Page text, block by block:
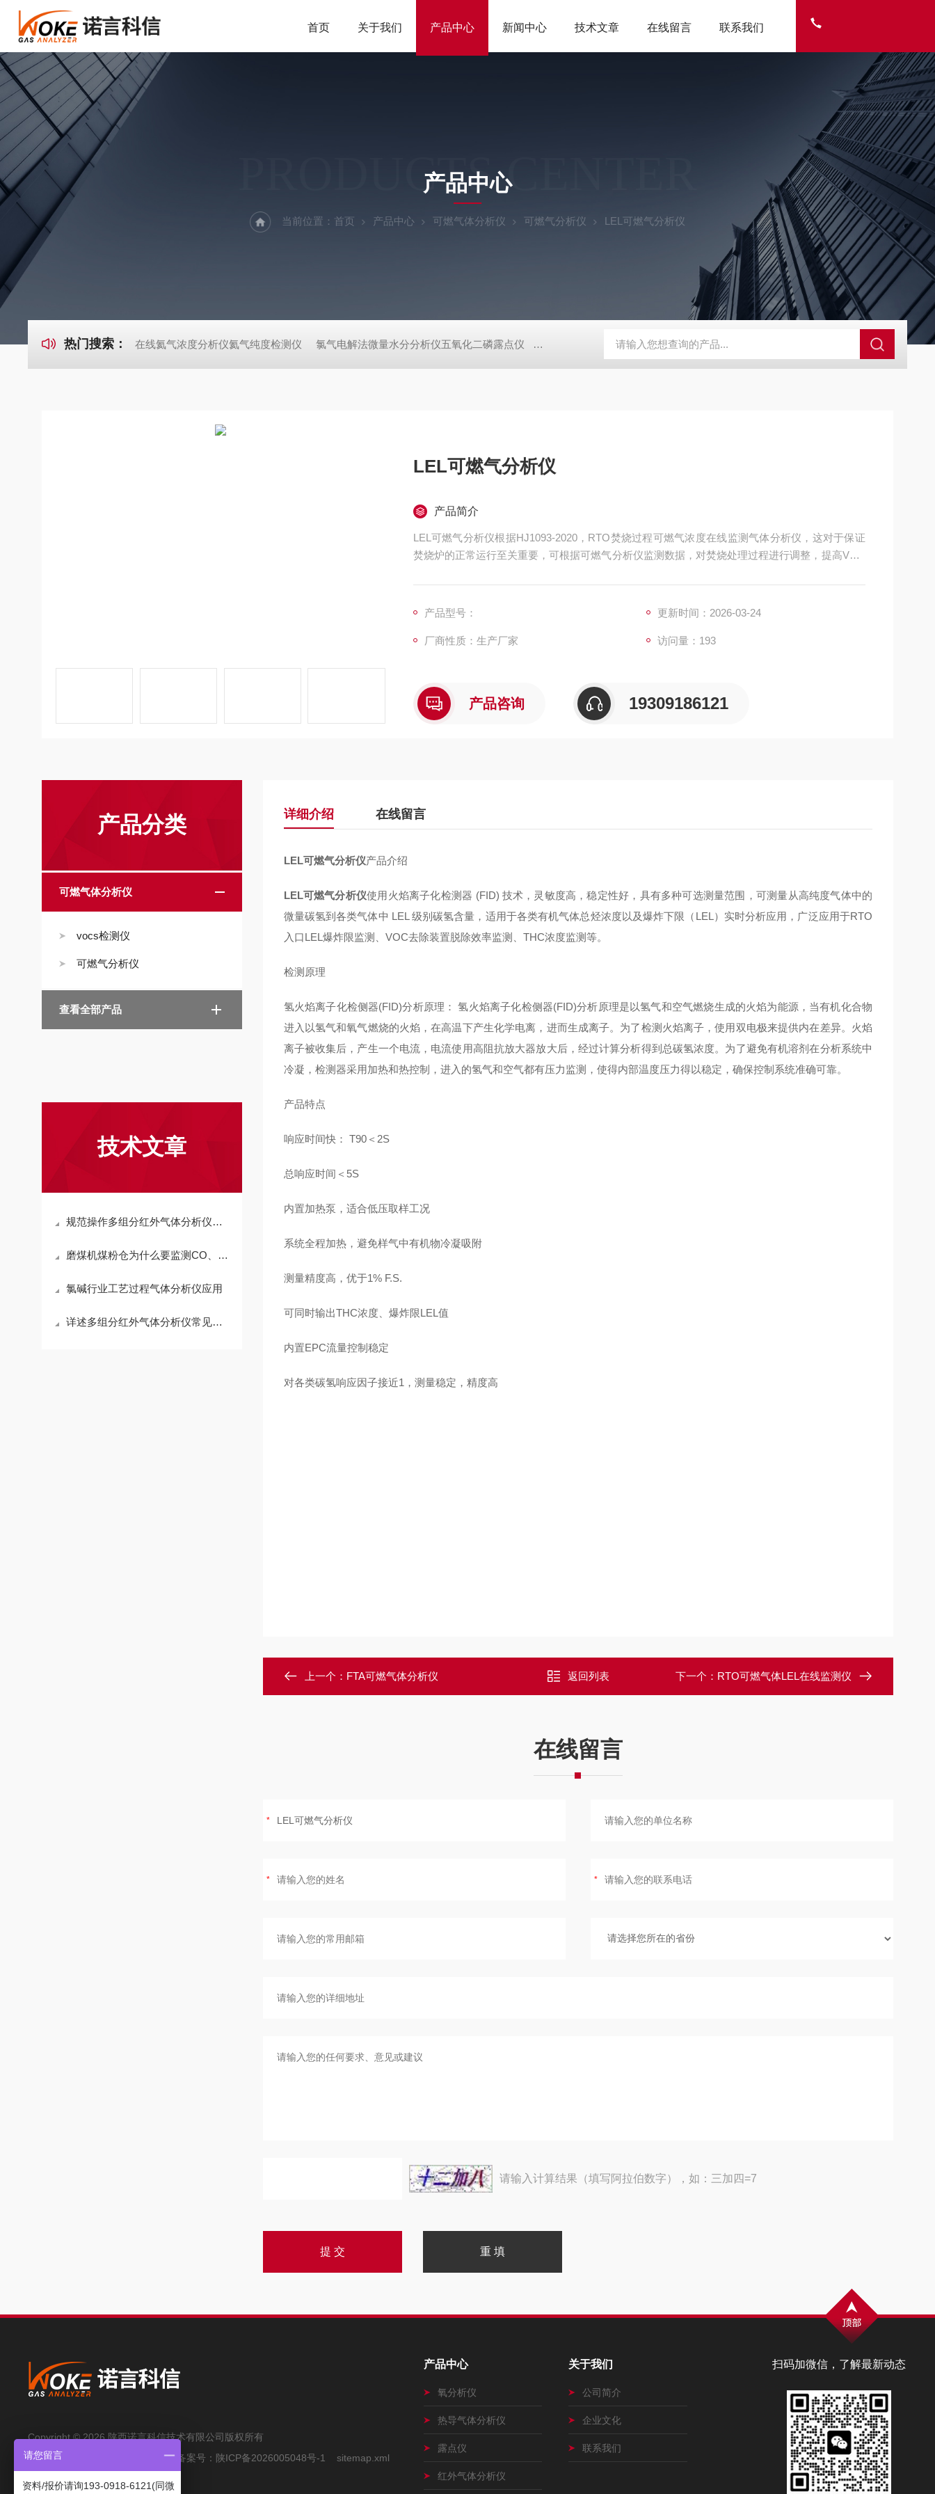
首页 关于我们 产品中心 新闻中心 技术文章 在线留言 联系我们
PRODUCTS CENTER
产品中心
当前位置： 首页 产品中心 可燃气体分析仪 可燃气分析仪 LEL可燃气分析仪
热门搜索： 在线氦气浓度分析仪氦气纯度检测仪 氯气电解法微量水分分析仪五氧化二磷露点仪 煤气天然气在线热值检测仪 石油化工防爆在线露点仪微量水露点分析仪 电厂用
LEL可燃气分析仪
产品简介
LEL可燃气分析仪根据HJ1093-2020，RTO焚烧过程可燃气浓度在线监测气体分析仪，这对于保证
焚烧炉的正常运行至关重要，可根据可燃气分析仪监测数据，对焚烧处理过程进行调整，提高VOC
产品型号： 更新时间：2026-03-24
厂商性质：生产厂家 访问量：193
产品咨询 19309186121
产品分类
可燃气体分析仪
vocs检测仪
可燃气分析仪
查看全部产品
技术文章
规范操作多组分红外气体分析仪是保障监测数据真实有效的关键
磨煤机煤粉仓为什么要监测CO、O2？
氯碱行业工艺过程气体分析仪应用
详述多组分红外气体分析仪常见故障及相应解决措施
详细介绍 在线留言
LEL可燃气分析仪产品介绍
LEL可燃气分析仪使用火焰离子化检测器 (FID) 技术，灵敏度高，稳定性好，具有多种可选测量范围，可测量从高纯度气体中的
微量碳氢到各类气体中 LEL 级别碳氢含量，适用于各类有机气体总烃浓度以及爆炸下限（LEL）实时分析应用，广泛应用于RTO
入口LEL爆炸限监测、VOC去除装置脱除效率监测、THC浓度监测等。
检测原理
氢火焰离子化检侧器(FID)分析原理： 氢火焰离子化检侧器(FID)分析原理是以氢气和空气燃烧生成的火焰为能源，当有机化合物
进入以氢气和氧气燃烧的火焰，在高温下产生化学电离，进而生成离子。为了检测火焰离子，使用双电极来提供内在差异。火焰
离子被收集后，产生一个电流，电流使用高阻抗放大器放大后，经过计算分析得到总碳氢浓度。为了避免有机溶剂在分析系统中
冷凝，检测器采用加热和热控制，进入的氢气和空气都有压力监测，使得内部温度压力得以稳定，确保控制系统准确可靠。
产品特点
响应时间快： T90＜2S
总响应时间＜5S
内置加热泵，适合低压取样工况
系统全程加热，避免样气中有机物冷凝吸附
测量精度高，优于1% F.S.
可同时输出THC浓度、爆炸限LEL值
内置EPC流量控制稳定
对各类碳氢响应因子接近1，测量稳定，精度高
上一个： FTA可燃气体分析仪 返回列表 下一个： RTO可燃气体LEL在线监测仪
在线留言
请输入计算结果（填写阿拉伯数字），如：三加四=7
扫码加微信，了解最新动态
Copyright © 2026 陕西诺言科信技术有限公司版权所有
技术支持：
管理登录 备案号： 陕ICP备2026005048号-1 sitemap.xml
产品中心
氧分析仪
热导气体分析仪
露点仪
红外气体分析仪
关于我们
公司简介
企业文化
联系我们
请您留言
资料/报价请询193-0918-6121(同微